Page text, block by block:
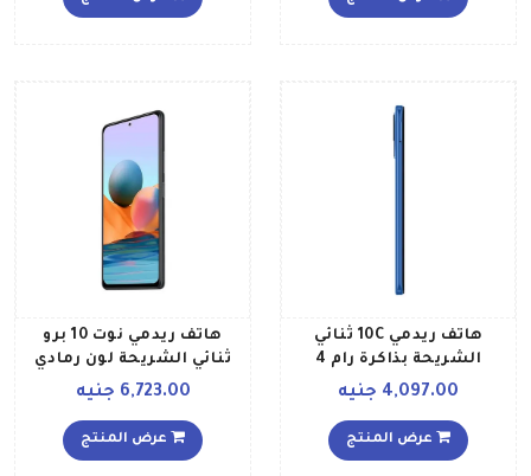
هاتف ريدمي 10C ثنائي
الشريحة بذاكرة رام 4
LTE بلون أزرق محيطي إصدار
4,097.00 جنيه
عرض المنتج
هاتف ريدمي نوت 10 برو
ثنائي الشريحة لون رمادي
6,723.00 جنيه
عرض المنتج